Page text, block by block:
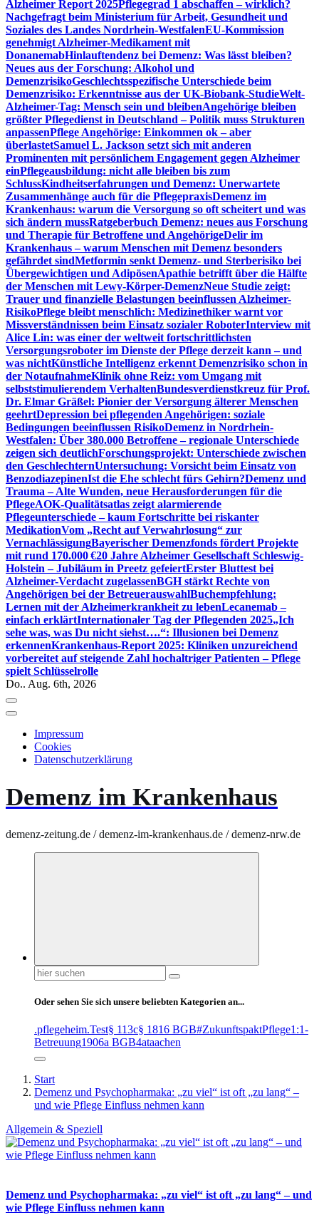
Alzheimer Report 2025Pflegegrad 1 abschaffen – wirklich?
Nachgefragt beim Ministerium für Arbeit, Gesundheit und
Soziales des Landes Nordrhein-WestfalenEU-Kommission
genehmigt Alzheimer-Medikament mit
DonanemabHinlauftendenz bei Demenz: Was lässt bleiben?
Neues aus der Forschung: Alkohol und
DemenzrisikoGeschlechtsspezifische Unterschiede beim
Demenzrisiko: Erkenntnisse aus der UK-Biobank-StudieWelt-
Alzheimer-Tag: Mensch sein und bleibenAngehörige bleiben
größter Pflegedienst in Deutschland – Politik muss Strukturen
anpassenPflege Angehörige: Einkommen ok – aber
überlastetSamuel L. Jackson setzt sich mit anderen
Prominenten mit persönlichem Engagement gegen Alzheimer
einPflegeausbildung: nicht alle bleiben bis zum
SchlussKindheitserfahrungen und Demenz: Unerwartete
Zusammenhänge auch für die PflegepraxisDemenz im
Krankenhaus: warum die Versorgung so oft scheitert und was
sich ändern mussRatgeberbuch Demenz: neues aus Forschung
und Therapie für Betroffene und AngehörigeDelir im
Krankenhaus – warum Menschen mit Demenz besonders
gefährdet sindMetformin senkt Demenz- und Sterberisiko bei
Übergewichtigen und AdipösenApathie betrifft über die Hälfte
der Menschen mit Lewy-Körper-DemenzNeue Studie zeigt:
Trauer und finanzielle Belastungen beeinflussen Alzheimer-
RisikoPflege bleibt menschlich: Medizinethiker warnt vor
Missverständnissen beim Einsatz sozialer RoboterInterview mit
Alice Lin: was einer der weltweit fortschrittlichsten
Versorgungsroboter im Dienste der Pflege derzeit kann – und
was nichtKünstliche Intelligenz erkennt Demenzrisiko schon in
der NotaufnahmeKlinik ohne Reiz: vom Umgang mit
selbststimulierendem VerhaltenBundesverdienstkreuz für Prof.
Dr. Elmar Gräßel: Pionier der Versorgung älterer Menschen
geehrtDepression bei pflegenden Angehörigen: soziale
Bedingungen beeinflussen RisikoDemenz in Nordrhein-
Westfalen: Über 380.000 Betroffene – regionale Unterschiede
zeigen sich deutlichForschungsprojekt: Unterschiede zwischen
den GeschlechternUntersuchung: Vorsicht beim Einsatz von
BenzodiazepinenIst die Ehe schlecht fürs Gehirn?Demenz und
Trauma – Alte Wunden, neue Herausforderungen für die
PflegeAOK-Qualitätsatlas zeigt alarmierende
Pflegeunterschiede – kaum Fortschritte bei riskanter
MedikationVom „Recht auf Verwahrlosung“ zur
VernachlässigungBayerischer Demenzfonds fördert Projekte
mit rund 170.000 €20 Jahre Alzheimer Gesellschaft Schleswig-
Holstein – Jubiläum in Preetz gefeiertErster Bluttest bei
Alzheimer-Verdacht zugelassenBGH stärkt Rechte von
Angehörigen bei der BetreuerauswahlBuchempfehlung:
Lernen mit der Alzheimerkrankheit zu lebenLecanemab –
einfach erklärtInternationaler Tag der Pflegenden 2025„Ich
sehe was, was Du nicht siehst….“: Illusionen bei Demenz
erkennenKrankenhaus-Report 2025: Kliniken unzureichend
vorbereitet auf steigende Zahl hochaltriger Patienten – Pflege
spielt Schlüsselrolle
Do.. Aug. 6th, 2026
Impressum
Cookies
Datenschutzerklärung
Demenz im Krankenhaus
demenz-zeitung.de / demenz-im-krankenhaus.de / demenz-nrw.de
Suchen
nach:
Oder sehen Sie sich unsere beliebten Kategorien an...
.pflegeheim.Test§ 113c§ 1816 BGB#ZukunftspaktPflege1:1-
Betreuung1906a BGB4ataachen
Start
Demenz und Psychopharmaka: „zu viel“ ist oft „zu lang“ –
und wie Pflege Einfluss nehmen kann
Allgemein & Speziell
Demenz und Psychopharmaka: „zu viel“ ist oft „zu lang“ – und
wie Pflege Einfluss nehmen kann